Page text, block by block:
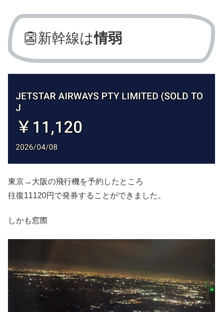
👺新幹線は情弱
東京→大阪の飛行機を予約したところ
往復11120円で発券することができました。
しかも窓際